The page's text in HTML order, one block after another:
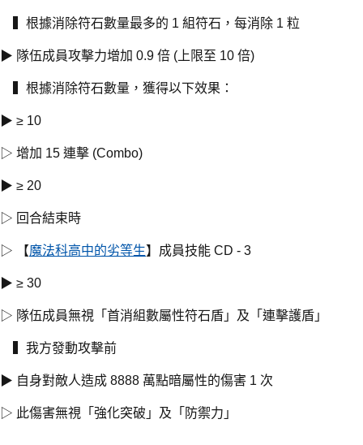
▍根據消除符石數量最多的 1 組符石，每消除 1 粒
▶ 隊伍成員攻擊力增加 0.9 倍 (上限至 10 倍)
▍根據消除符石數量，獲得以下效果：
▶ ≥ 10
▷ 增加 15 連擊 (Combo)
▶ ≥ 20
▷ 回合結束時
▷ 【魔法科高中的劣等生】成員技能 CD - 3
▶ ≥ 30
▷ 隊伍成員無視「首消組數屬性符石盾」及「連擊護盾」
▍我方發動攻擊前
▶ 自身對敵人造成 8888 萬點暗屬性的傷害 1 次
▷ 此傷害無視「強化突破」及「防禦力」